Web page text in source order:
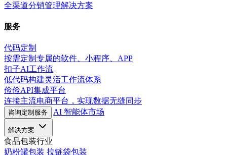
全渠道分销管理解决方案
服务
代码定制
按需定制专属的软件、小程序、APP
扣子AI工作流
低代码构建灵活工作流体系
俭俭API集成平台
连接主流电商平台，实现数据无缝同步
咨询定制服务 AI 智能体市场
解决方案
食品包装行业
奶粉罐包装 拉链袋包装